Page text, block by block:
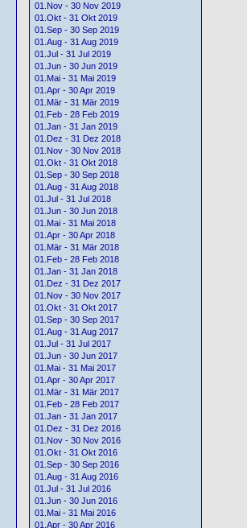
01.Nov - 30 Nov 2019
01.Okt - 31 Okt 2019
01.Sep - 30 Sep 2019
01.Aug - 31 Aug 2019
01.Jul - 31 Jul 2019
01.Jun - 30 Jun 2019
01.Mai - 31 Mai 2019
01.Apr - 30 Apr 2019
01.Mär - 31 Mär 2019
01.Feb - 28 Feb 2019
01.Jan - 31 Jan 2019
01.Dez - 31 Dez 2018
01.Nov - 30 Nov 2018
01.Okt - 31 Okt 2018
01.Sep - 30 Sep 2018
01.Aug - 31 Aug 2018
01.Jul - 31 Jul 2018
01.Jun - 30 Jun 2018
01.Mai - 31 Mai 2018
01.Apr - 30 Apr 2018
01.Mär - 31 Mär 2018
01.Feb - 28 Feb 2018
01.Jan - 31 Jan 2018
01.Dez - 31 Dez 2017
01.Nov - 30 Nov 2017
01.Okt - 31 Okt 2017
01.Sep - 30 Sep 2017
01.Aug - 31 Aug 2017
01.Jul - 31 Jul 2017
01.Jun - 30 Jun 2017
01.Mai - 31 Mai 2017
01.Apr - 30 Apr 2017
01.Mär - 31 Mär 2017
01.Feb - 28 Feb 2017
01.Jan - 31 Jan 2017
01.Dez - 31 Dez 2016
01.Nov - 30 Nov 2016
01.Okt - 31 Okt 2016
01.Sep - 30 Sep 2016
01.Aug - 31 Aug 2016
01.Jul - 31 Jul 2016
01.Jun - 30 Jun 2016
01.Mai - 31 Mai 2016
01.Apr - 30 Apr 2016